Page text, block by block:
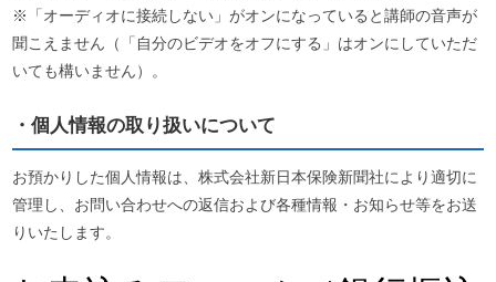
※「オーディオに接続しない」がオンになっていると講師の音声が
聞こえません（「自分のビデオをオフにする」はオンにしていただ
いても構いません）。
・個人情報の取り扱いについて
お預かりした個人情報は、株式会社新日本保険新聞社により適切に
管理し、お問い合わせへの返信および各種情報・お知らせ等をお送
りいたします。